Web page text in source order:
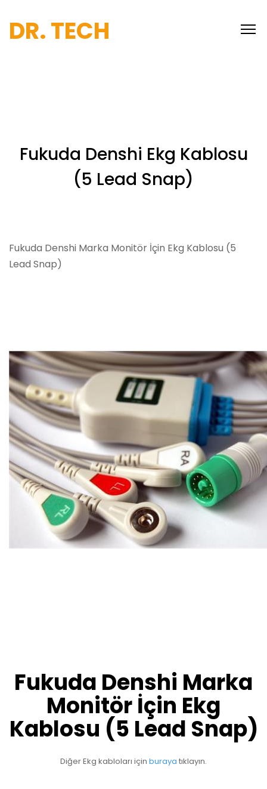
DR. TECH
Fukuda Denshi Ekg Kablosu
(5 Lead Snap)
Fukuda Denshi Marka Monitör İçin Ekg Kablosu (5
Lead Snap)
Fukuda Denshi Marka
Monitör İçin Ekg
Kablosu (5 Lead Snap)
Diğer Ekg kabloları için buraya tıklayın.